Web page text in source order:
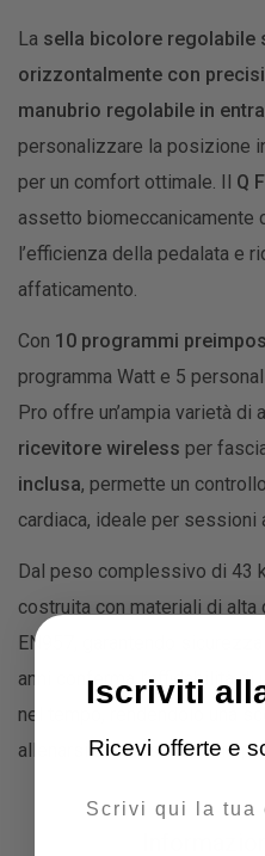
La sella bicolore regolabile
orizzontalmente con
manubrio regolabile in
personalizzare la posizione
per un comfort ottimale. Il Q
assetto biomeccanicamente
l’efficienza della pedalata e
affaticamento.
Con 10 programmi
programma Watt e 5
Pro offre un’ampia varietà
ricevitore wireless per
inclusa, permette un
cardiaca, ideale per sessioni
Dal peso complessivo di 43
costruita con materiali di alta
EN957, garantendo
anni conferma l’affidabilità
nel tempo, rendendolo una
allenarsi al massimo delle
Iscriviti
Ricevi offerte e